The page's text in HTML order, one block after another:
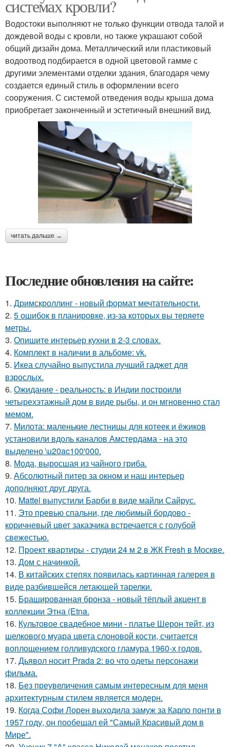
системах кровли?
Водостоки выполняют не только функции отвода талой и
дождевой воды с кровли, но также украшают собой
общий дизайн дома. Металлический или пластиковый
водоотвод подбирается в одной цветовой гамме с
другими элементами отделки здания, благодаря чему
создается единый стиль в оформлении всего
сооружения. С системой отведения воды крыша дома
приобретает законченный и эстетичный внешний вид.
читать дальше →
Последние обновления на сайте:
1. Дримскроллинг - новый формат мечтательности.
2. 5 ошибок в планировке, из-за которых вы теряете
метры.
3. Опишите интерьер кухни в 2-3 словах.
4. Комплект в наличии в альбоме: vk.
5. Икеа случайно выпустила лучший гаджет для
взрослых.
6. Ожидание - реальность: в Индии построили
четырехэтажный дом в виде рыбы, и он мгновенно стал
мемом.
7. Милота: маленькие лестницы для котеек и ёжиков
установили вдоль каналов Амстердама - на это
выделено \u20ac100'000.
8. Мода, выросшая из чайного гриба.
9. Абсолютный питер за окном и наш интерьер
дополняют друг друга.
10. Mattel выпустили Барби в виде майли Сайрус.
11. Это превью спальни, где любимый бордово -
коричневый цвет заказчика встречается с голубой
свежестью.
12. Проект квартиры - студии 24 м 2 в ЖК Fresh в Москве.
13. Дом с начинкой.
14. В китайских степях появилась картинная галерея в
виде разбившейся летающей тарелки.
15. Брашированная бронза - новый тёплый акцент в
коллекции Этна (Etna.
16. Культовое свадебное мини - платье Шерон тейт, из
шелкового муара цвета слоновой кости, считается
воплощением голливудского гламура 1960-х годов.
17. Дьявол носит Prada 2: во что одеты персонажи
фильма.
18. Без преувеличения самым интересным для меня
архитектурным стилем является модерн.
19. Когда Софи Лорен выходила замуж за Карло понти в
1957 году, он пообещал ей "Самый Красивый дом в
Мире".